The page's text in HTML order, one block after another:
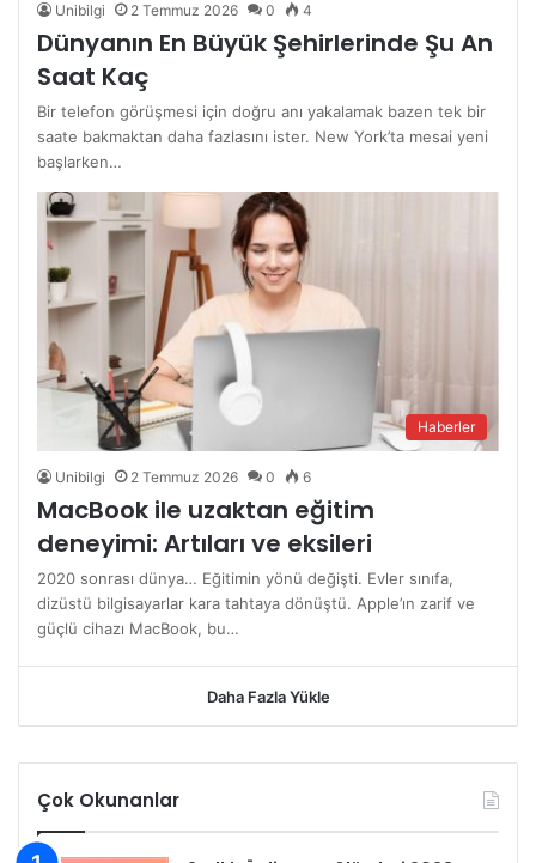
Unibilgi 2 Temmuz 2026 0 4
Dünyanın En Büyük Şehirlerinde Şu An
Saat Kaç
Bir telefon görüşmesi için doğru anı yakalamak bazen tek bir
saate bakmaktan daha fazlasını ister. New York’ta mesai yeni
başlarken…
Haberler
Unibilgi 2 Temmuz 2026 0 6
MacBook ile uzaktan eğitim
deneyimi: Artıları ve eksileri
2020 sonrası dünya… Eğitimin yönü değişti. Evler sınıfa,
dizüstü bilgisayarlar kara tahtaya dönüştü. Apple’ın zarif ve
güçlü cihazı MacBook, bu…
Daha Fazla Yükle
Çok Okunanlar